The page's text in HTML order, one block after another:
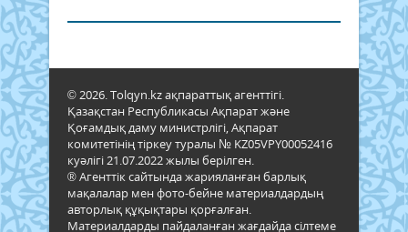
© 2026. Tolqyn.kz ақпараттық агенттігі.
Қазақстан Республикасы Ақпарат және
Қоғамдық даму министрлігі, Ақпарат
комитетінің тіркеу туралы № KZ05VPY00052416
куәлігі 21.07.2022 жылы берілген.
® Агенттік сайтында жарияланған барлық
мақалалар мен фото-бейне материалдардың
авторлық құқықтары қорғалған.
Материалдарды пайдаланған жағдайда сілтеме